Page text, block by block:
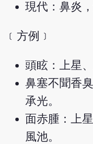
現代：鼻炎
﹝方例﹞
頭眩：上星
鼻塞不聞香
承光。
面赤腫：上
風池。